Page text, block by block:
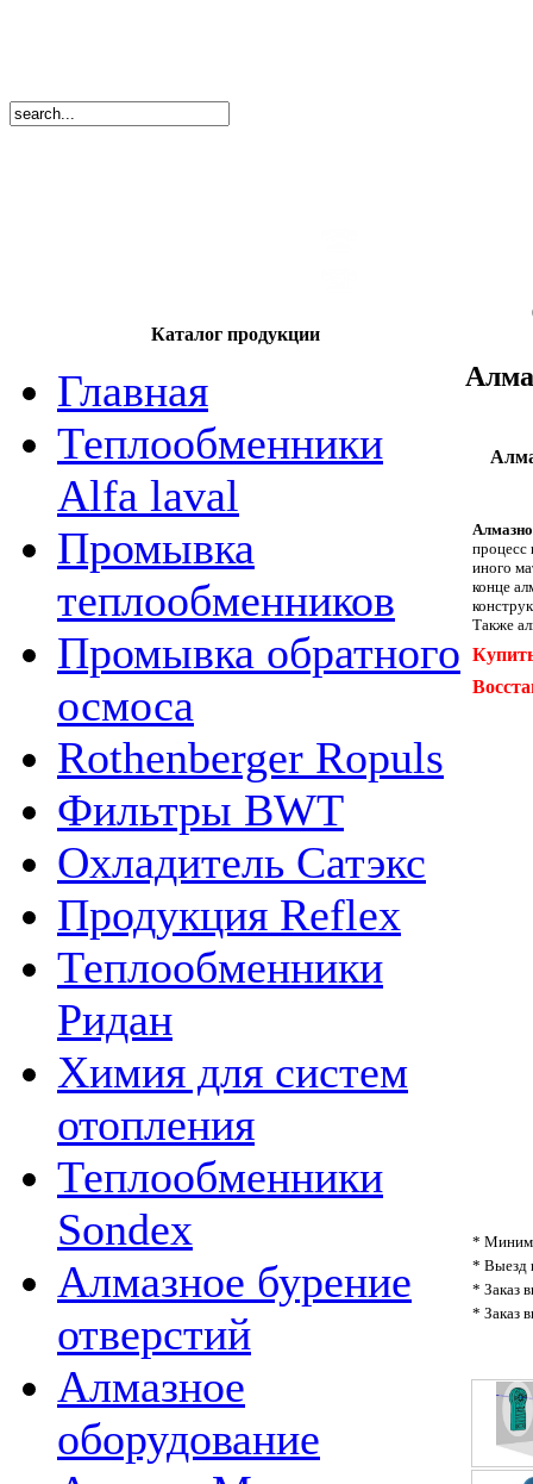
Каталог продукции
Главная
Теплообменники
Alfa laval
Промывка
теплообменников
Промывка обратного
осмоса
Rothenberger Ropuls
Фильтры BWT
Охладитель Сатэкс
Продукция Reflex
Теплообменники
Ридан
Химия для систем
отопления
Теплообменники
Sondex
Алмазное бурение
отверстий
Алмазное
оборудование
процесс
иного
конце
Также
*
* Выезд
* Заказ
* Заказ